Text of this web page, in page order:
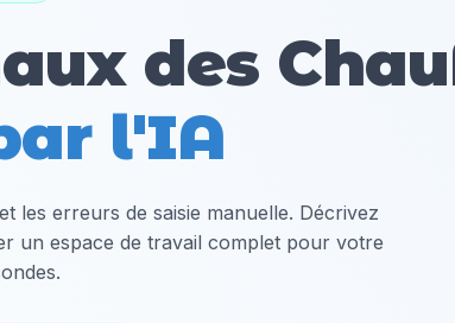
des
l'IA
les erreurs de saisie manuelle. Décrivez
un espace de travail complet pour votre